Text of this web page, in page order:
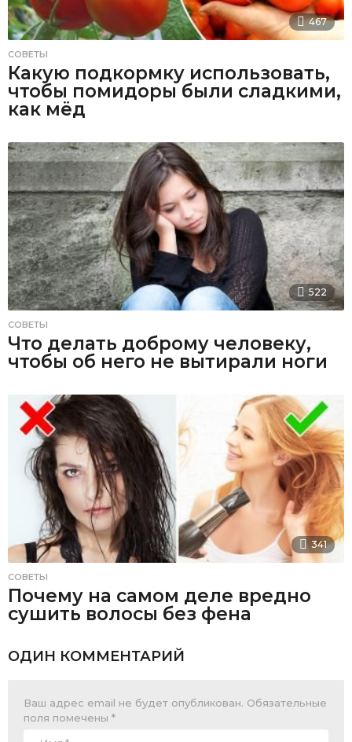
467
СОВЕТЫ
Какую подкормку использовать,
чтобы помидоры были сладкими,
как мёд
522
СОВЕТЫ
Что делать доброму человеку,
чтобы об него не вытирали ноги
341
СОВЕТЫ
Почему на самом деле вредно
сушить волосы без фена
ОДИН КОММЕНТАРИЙ
Ваш адрес email не будет опубликован. Обязательные
поля помечены *